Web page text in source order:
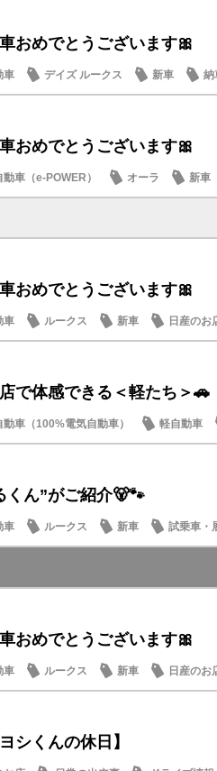
おめでとうございます🎀
車 デイズ ルークス 新車 納
おめでとうございます🎀
動車（e-POWER） オーラ 新車
おめでとうございます🎀
車 ルークス 新車 日産のお
で体感できる＜軽たち＞🚗
動車（100%電気自動車）
軽自動車
くん”がご紹介🐻🐾
車 ルークス 新車 試乗車・
おめでとうございます🎀
車 ルークス 新車 日産のお
シくんの休日】